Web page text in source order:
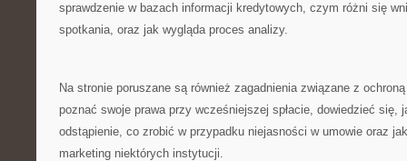
sprawdzenie w bazach informacji kredytowych, czym różni się
spotkania, oraz jak wygląda proces analizy.
Na stronie poruszane są również zagadnienia związane z
poznać swoje prawa przy wcześniejszej spłacie, dowiedzieć się,
odstąpienie, co zrobić w przypadku niejasności w umowie oraz
marketing niektórych instytucji.